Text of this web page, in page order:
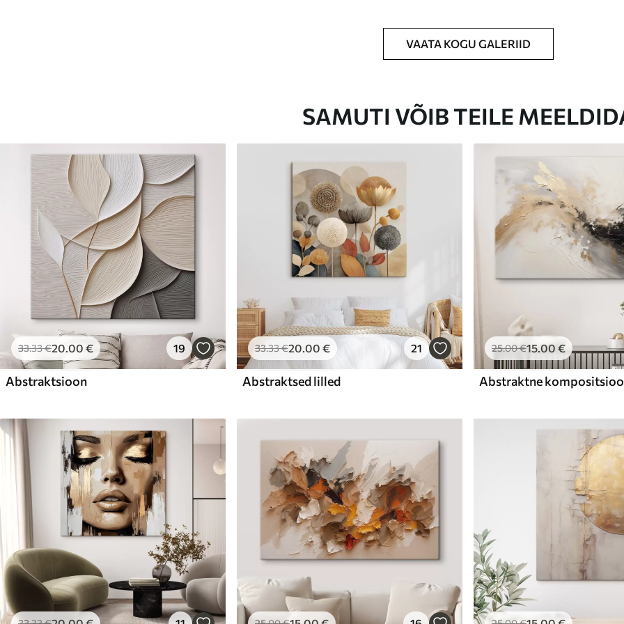
VAATA KOGU GALERIID
SAMUTI VÕIB TEILE
33.33€20.00 € 19
Abstraktsioon
33.33€20.00 € 21
Abstraktsed lilled
25.00€15.00 €